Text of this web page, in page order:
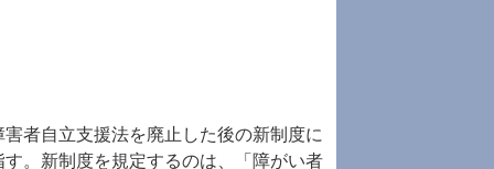
者自立支援法を廃止した後の新制度に
。新制度を規定するのは、「障がい者